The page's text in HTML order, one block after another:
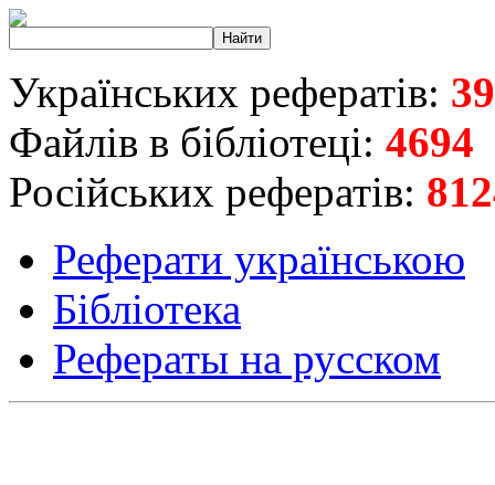
Українських рефератів:
Файлів в бібліотеці: 4694
Російських рефератів:
Реферати українською
Бібліотека
Рефераты на русском